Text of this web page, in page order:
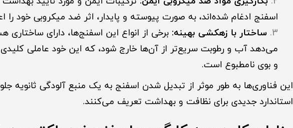
اسفنج ادغام شده‌اند، به صورت پیوسته و پایدار، اثر ضد میکروبی خود را
ساختار با زهکشی بهینه: برخی از انواع این اسفنج‌ها، دارای ساختاری
می‌دهد آب و رطوبت سریع‌تر از آن‌ها خارج شود، که این خود عاملی کلیدی
و بوی نامطبوع است.
این فناوری‌ها به طور موثر از تبدیل شدن اسفنج به یک منبع آلودگی ثانویه
استاندارد جدیدی برای نظافت و بهداشت تعریف می‌کنند.